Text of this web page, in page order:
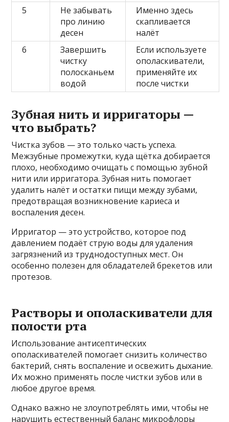
5
Не забывать
про линию
десен
Именно здесь
скапливается
налёт
6
Завершить
чистку
полосканьем
водой
Если используете
ополаскиватели,
применяйте их
после чистки
Зубная нить и ирригаторы —
что выбрать?
Чистка зубов — это только часть успеха.
Межзубные промежутки, куда щётка добирается
плохо, необходимо очищать с помощью зубной
нити или ирригатора. Зубная нить помогает
удалить налёт и остатки пищи между зубами,
предотвращая возникновение кариеса и
воспаления десен.
Ирригатор — это устройство, которое под
давлением подаёт струю воды для удаления
загрязнений из труднодоступных мест. Он
особенно полезен для обладателей брекетов или
протезов.
Растворы и ополаскиватели для
полости рта
Использование антисептических
ополаскивателей помогает снизить количество
бактерий, снять воспаление и освежить дыхание.
Их можно применять после чистки зубов или в
любое другое время.
Однако важно не злоупотреблять ими, чтобы не
нарушить естественный баланс микрофлоры